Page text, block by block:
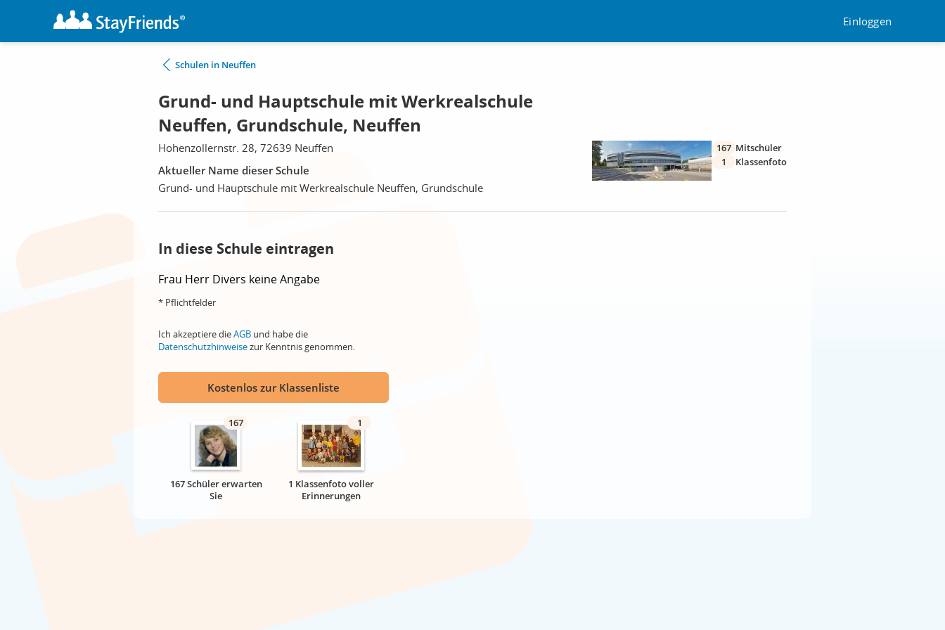
Einloggen
Schulen in Neuffen
Grund- und Hauptschule mit Werkrealschule
Neuffen, Grundschule, Neuffen
Hohenzollernstr. 28, 72639 Neuffen
Aktueller Name dieser Schule
Grund- und Hauptschule mit Werkrealschule Neuffen, Grundschule
167 Mitschüler
1
Klassenfoto
In diese Schule eintragen
Frau Herr Divers keine Angabe
* Pflichtfelder
Ich akzeptiere dieAGB und habe die
Datenschutzhinweisezur Kenntnis genommen.
Kostenlos zur Klassenliste
167
167 Schüler erwarten
Sie
1
1 Klassenfoto voller
Erinnerungen